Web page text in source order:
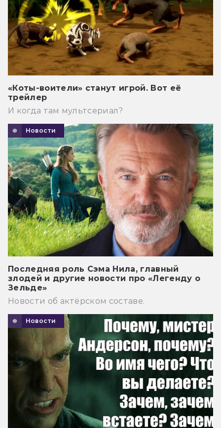
«Коты-воители» станут игрой. Вот её
трейлер
И когда там мультсериал?
Новости
Последняя роль Сэма Нила, главный
злодей и другие новости про «Легенду о
Зельде»
Новости об актёрском составе.
Новости